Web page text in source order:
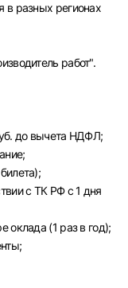
в разных регионах
работ".
до вычета НДФЛ;
с ТК РФ с 1 дня
оклада (1 раз в год);